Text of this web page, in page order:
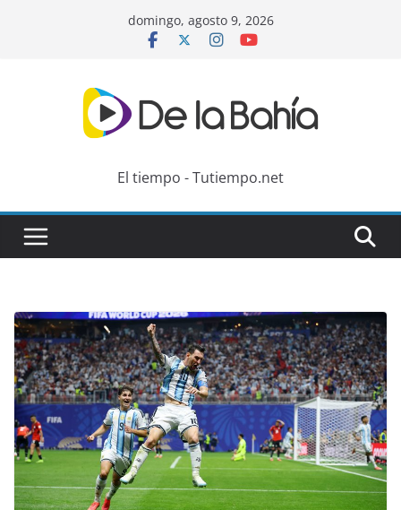
domingo, agosto 9, 2026
El tiempo - Tutiempo.net